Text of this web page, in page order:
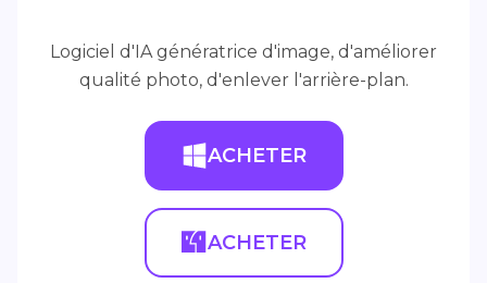
Logiciel d'IA génératrice d'image, d'améliorer
qualité photo, d'enlever l'arrière-plan.
ACHETER
ACHETER